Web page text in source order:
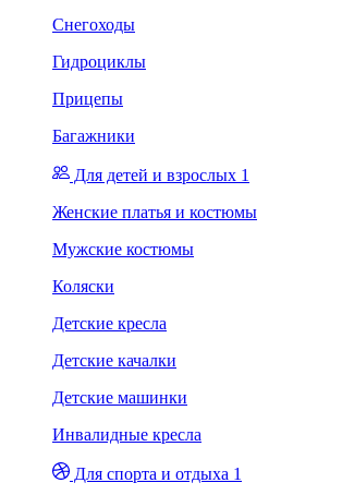
Снегоходы
Гидроциклы
Прицепы
Багажники
Для детей и взрослых 1
Женские платья и костюмы
Мужские костюмы
Коляски
Детские кресла
Детские качалки
Детские машинки
Инвалидные кресла
Для спорта и отдыха 1